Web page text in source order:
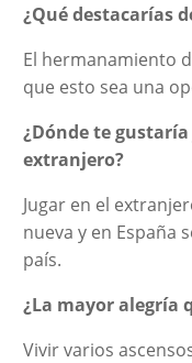
¿Qué destacarías
El hermanamiento
que esto sea una
¿Dónde te gustaría
extranjero?
Jugar en el
nueva y en España
país.
¿La mayor alegría
Vivir varios